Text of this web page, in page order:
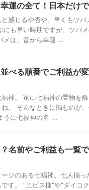
運の全て！日本だけ
感じるや否や、早くもツ
にも早い時期ですが、ツバ
メは、昔から幸運 ...
べる順番でご利益が
神。 家に七福神の置物を
。 そんなときに悩むのが
うに七福神の名 ...
名前やご利益も一覧で
ジのある七福神。七人揃
す。 ”エビス様”や”ダイコ